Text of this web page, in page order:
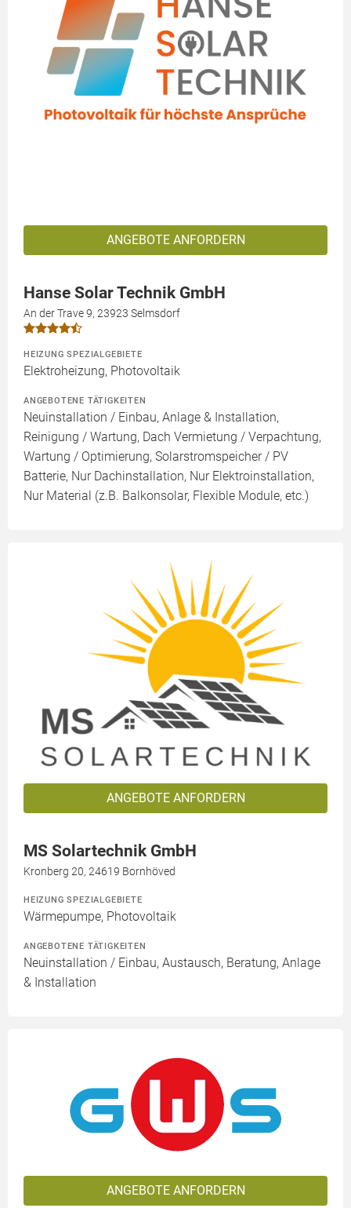
ANGEBOTE ANFORDERN
Hanse Solar Technik GmbH
An der Trave 9, 23923 Selmsdorf
HEIZUNG SPEZIALGEBIETE
Elektroheizung, Photovoltaik
ANGEBOTENE TÄTIGKEITEN
Neuinstallation / Einbau, Anlage & Installation,
Reinigung / Wartung, Dach Vermietung / Verpachtung,
Wartung / Optimierung, Solarstromspeicher / PV
Batterie, Nur Dachinstallation, Nur Elektroinstallation,
Nur Material (z.B. Balkonsolar, Flexible Module, etc.)
ANGEBOTE ANFORDERN
MS Solartechnik GmbH
Kronberg 20, 24619 Bornhöved
HEIZUNG SPEZIALGEBIETE
Wärmepumpe, Photovoltaik
ANGEBOTENE TÄTIGKEITEN
Neuinstallation / Einbau, Austausch, Beratung, Anlage
& Installation
ANGEBOTE ANFORDERN